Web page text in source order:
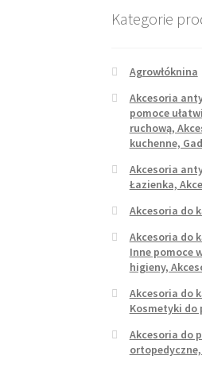
Kategorie
Agrowłóknina
Akcesoria
pomoce
ruchową,
kuchenne,
Akcesoria
Łazienka,
Akcesoria do
Akcesoria do
Inne pomoce
higieny,
Akcesoria do
Kosmetyki do
Akcesoria do